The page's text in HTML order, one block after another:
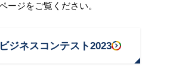
ジをご覧ください。
ジネスコンテスト2023